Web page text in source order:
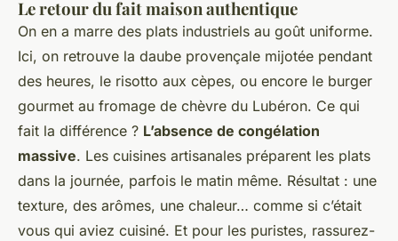
Le retour du fait maison authentique
On en a marre des plats industriels au goût uniforme.
Ici, on retrouve la daube provençale mijotée pendant
des heures, le risotto aux cèpes, ou encore le burger
gourmet au fromage de chèvre du Lubéron. Ce qui
fait la différence ? L’absence de congélation
massive. Les cuisines artisanales préparent les plats
dans la journée, parfois le matin même. Résultat : une
texture, des arômes, une chaleur… comme si c’était
vous qui aviez cuisiné. Et pour les puristes, rassurez-